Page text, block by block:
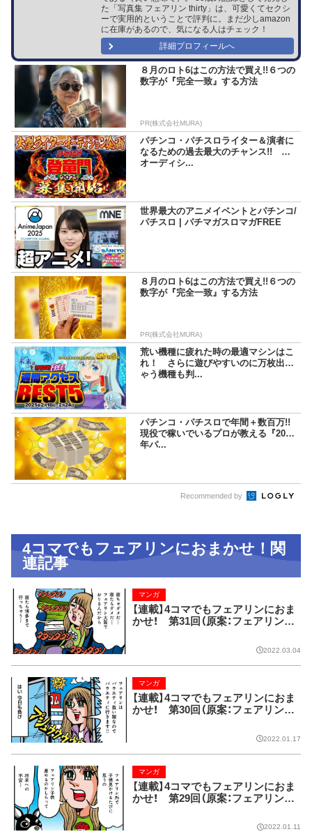
た「写真集 フェアリン thirty」は、可愛くてセクシ
ーで実用的ということで評判に。まだ少しamazon
に在庫があるので、気になる人はチェック！
詳細プロフィールへ
８月のロト6はこの方法で買え!!６つの
数字が『完全一致』する方法
PR(株式会社MURA)
パチンコ・パチスロライター＆演者に
なるための過去最大のチャンス!! 超
オーディシ...
世界最大のアニメイベントとパチンコ/
パチスロ | パチマガスロマガFREE
８月のロト6はこの方法で買え!!６つの
数字が『完全一致』する方法
PR(株式会社MURA)
荒い機種に疲れた時の最適マシンはこ
れ！ さらに遊びやすいのに万枚出ち
ゃう機種も判...
パチンコ・パチスロで年間＋数百万!!
現役で稼いでいるプロが教える『2025
年パ...
Recommended by
4コマでもフェアリンにおまかせ！関
連記事
【連載】4コマでもフェアリンにおま
かせ！ 第31回（原案：フェアリン
マンガ
2022.03.04
【連載】4コマでもフェアリンにおま
かせ！ 第30回（原案：フェアリン
マンガ
2022.01.17
【連載】4コマでもフェアリンにおま
かせ！ 第29回（原案：フェアリン
マンガ
2022.01.11